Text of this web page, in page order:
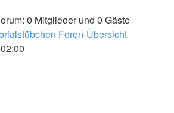
0 Mitglieder und 0 Gäste
Foren-Übersicht